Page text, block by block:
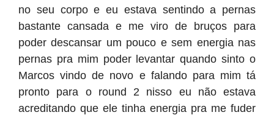
no seu corpo e eu estava sentindo a pernas
bastante cansada e me viro de bruços para
poder descansar um pouco e sem energia nas
pernas pra mim poder levantar quando sinto o
Marcos vindo de novo e falando para mim tá
pronto para o round 2 nisso eu não estava
acreditando que ele tinha energia pra me fuder